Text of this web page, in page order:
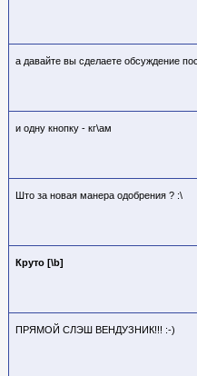
а давайте вы сделаете обсуждение
и одну кнопку - кг\ам
Што за новая манера одобрения ? :\
Круто [\b]
ПРЯМОЙ СЛЭШ ВЕНДУЗНИК!!! :-)